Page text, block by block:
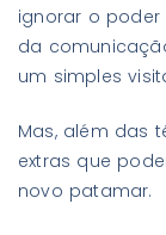
ignorar o
da
um simples
Mas, além das
extras que
novo patamar.